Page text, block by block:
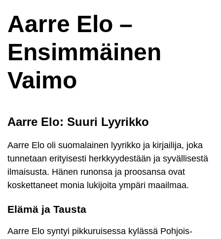
Aarre Elo –
Ensimmäinen
Vaimo
Aarre Elo: Suuri Lyyrikko
Aarre Elo oli suomalainen lyyrikko ja kirjailija, joka
tunnetaan erityisesti herkkyydestään ja syvällisestä
ilmaisusta. Hänen runonsa ja proosansa ovat
koskettaneet monia lukijoita ympäri maailmaa.
Elämä ja Tausta
Aarre Elo syntyi pikkuruisessa kylässä Pohjois-